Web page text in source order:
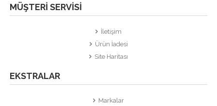
MÜŞTERI SERVISI
İletişim
Ürün İadesi
Site Haritası
EKSTRALAR
Markalar